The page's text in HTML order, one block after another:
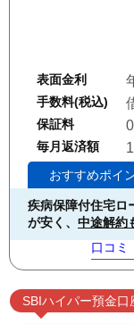
表面金利
手数料(税込)
保証料
毎月返済額
おすすめポイ
疾病保障付住宅ロ
が安く、 中途解約
口コミ
SBIハイパー預金口